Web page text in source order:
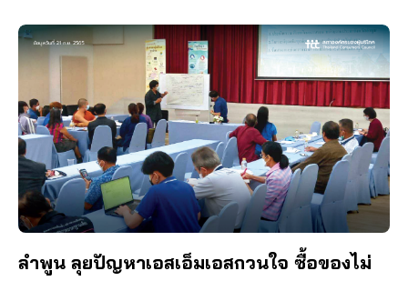
ลำพูน ลุยปัญหาเอสเอ็มเอสกวนใจ ซื้อของไม่